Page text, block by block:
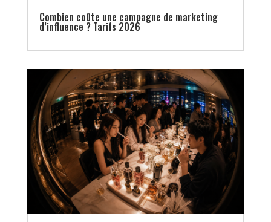
Combien coûte une campagne de marketing
d’influence ? Tarifs 2026